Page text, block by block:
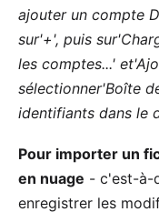
ajouter un compte
sur'+', puis
les comptes...'
sélectionner'Boîte
identifiants dans le
Pour importer un
en nuage - c'est-à-
enregistrer les